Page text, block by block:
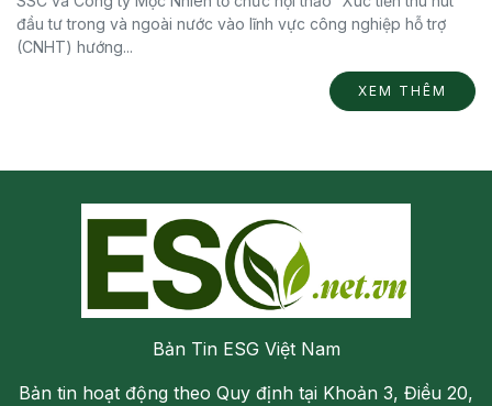
đầu tư trong và ngoài nước vào lĩnh vực công nghiệp hỗ trợ
(CNHT) hướng...
XEM THÊM
Bản Tin ESG Việt Nam
Bản tin hoạt động theo Quy định tại Khoản 3, Điều 20,